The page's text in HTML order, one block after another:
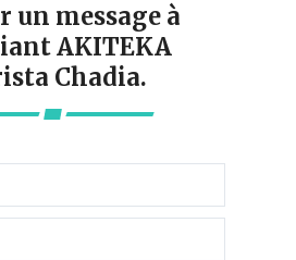
un message à
AKITEKA
Chadia.